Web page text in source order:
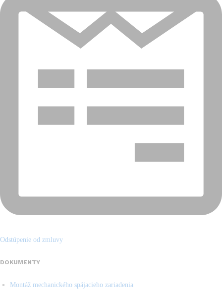
Odstúpenie od zmluvy
DOKUMENTY
Montáž mechanického spájacieho zariadenia